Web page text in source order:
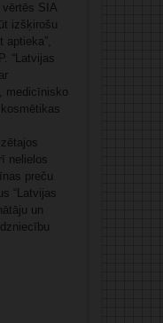
vērtēs SIA
izšķirošu
aptieka”,
“Latvijas
medicīnisko
nelielos
preču
“Latvijas
un